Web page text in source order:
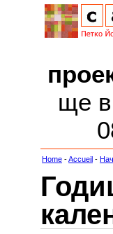
ще
Home -Accueil -